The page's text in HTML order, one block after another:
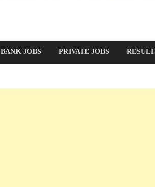
BANK JOBS PRIVATE JOBS